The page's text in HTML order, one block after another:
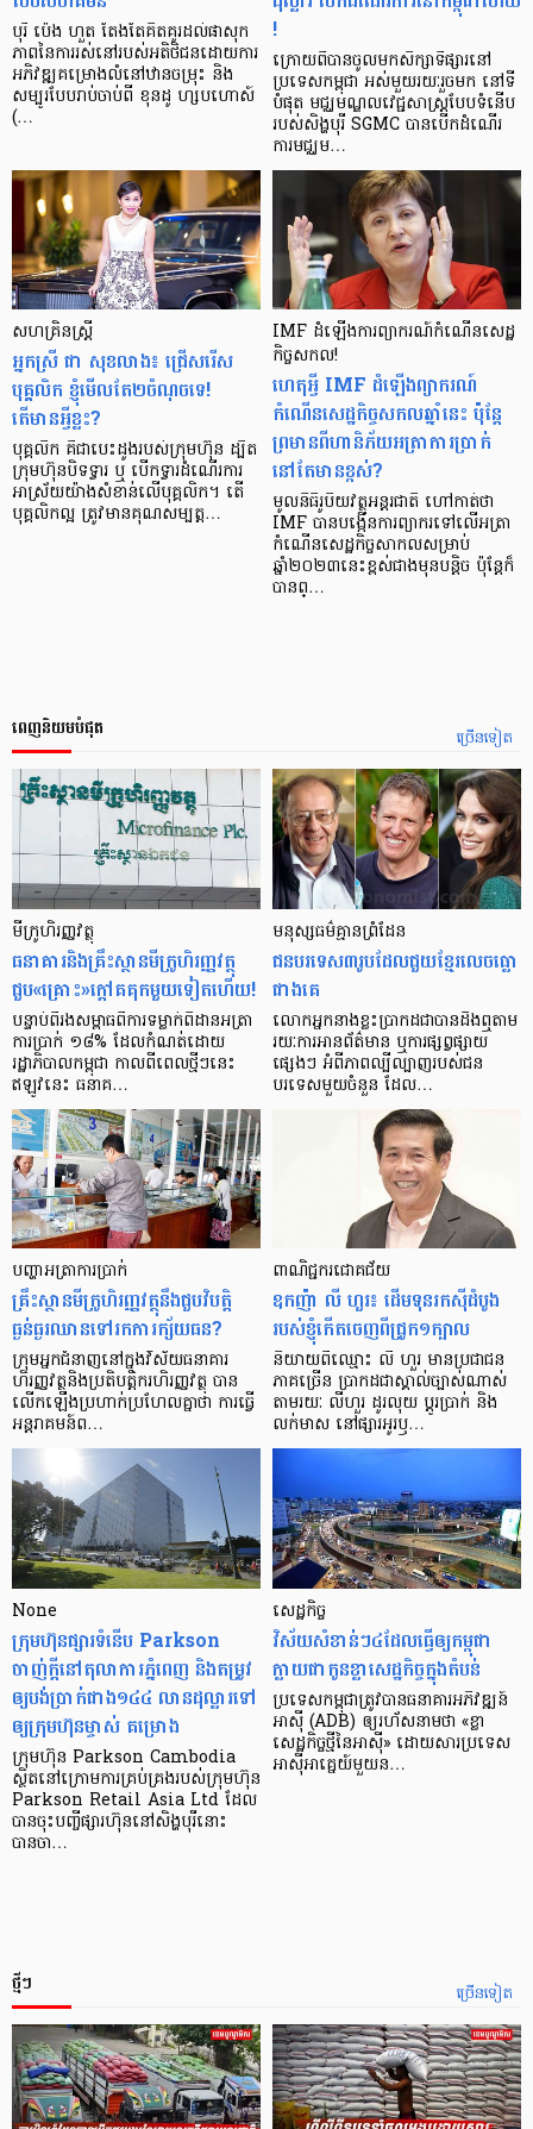
បុរី ប៉េង ហួត តែងតែគិតគូរដល់ផាសុក
ភាពនៃការរស់នៅរបស់អតិថិជនដោយការ
អភិវឌ្ឍគម្រោងលំនៅឋានចម្រុះ និង
សម្បូរបែបរាប់ចាប់ពី ខុនដូ ហ្សបហោស៍
(…
!
ក្រោយពីបានចូលមកសិក្សាទីផ្សារនៅ
ប្រទេសកម្ពុជា អស់មួយរយៈរួចមក នៅទី
បំផុត មជ្ឈមណ្ឌលវេជ្ជសាស្ត្របែបទំនើប
របស់សិង្ហបុរី SGMC បានបើកដំណើរ
ការមជ្ឈម…
សហគ្រិនស្ត្រី
អ្នកស្រី ជា សុខលាង៖ ជ្រើសរើស
បុគ្គលិក ខ្ញុំមើលតែ២ចំណុចទេ!
តើមានអ្វីខ្លះ?
បុគ្គលិក គឺជាបេះដូងរបស់ក្រុមហ៊ុន ដ្បិត
ក្រុមហ៊ុនបិទទ្វារ ឬ បើកទ្វារដំណើរការ
អាស្រ័យយ៉ាងសំខាន់លើបុគ្គលិក។ តើ
បុគ្គលិកល្អ ត្រូវមានគុណសម្បត្ត…
IMF ដំឡើងការព្យាករណ៍កំណើនសេដ្ឋ
កិច្ចសកល!
ហេតុអ្វី IMF ដំឡើងព្យាករណ៍
កំណើនសេដ្ឋកិច្ចសកលឆ្នាំនេះ ប៉ុន្តែ
ព្រមានពីហានិភ័យអត្រាការប្រាក់
នៅតែមានខ្ពស់?
មូលនិធិរូបិយវត្ថុអន្តរជាតិ ហៅកាត់ថា
IMF បានបង្កើនការព្យាករទៅលើអត្រា
កំណើនសេដ្ឋកិច្ចសាកលសម្រាប់
ឆ្នាំ២០២៣នេះខ្ពស់ជាងមុនបន្តិច ប៉ុន្តែក៏
បានព្…
ច្រើនទៀត
ពេញនិយមបំផុត
មីក្រូ​ហិរញ្ញវត្ថុ
ធនាគារ​និង​គ្រឹះស្ថាន​មីក្រូ​ហិរញ្ញវត្ថុ​
ជួប«គ្រោះ»ក្តៅ​គគុក​មួយ​ទៀត​ហើយ!
បន្ទាប់​ពី​រង​សម្ពាធ​​ពី​ការ​ទម្លាក់​ពិដាន​អត្រា​
ការ​ប្រាក់ ១៨​% ដែល​កំណត់​ដោយ​
រដ្ឋាភិបាល​កម្ពុជា កាល​ពី​ពេល​ថ្មីៗ​នេះ
ឥឡូវ​នេះ ធនាគ…
មនុស្ស​ធម៌​គ្មាន​ព្រំដែន
ជន​បរទេស​៣​រូប​ដែល​ជួយ​ខ្មែរ​លេច​ធ្លោ​
ជាង​គេ
លោកអ្នក​នាង​ខ្លះ​ប្រាកដ​ជា​បាន​​ដឹង​ឮ​តាម​
រយៈ​ការ​អាន​ព័ត៌មាន ឬ​ការ​ផ្សព្វផ្សាយ​
ផ្សេងៗ អំពី​ភាព​ល្បីល្បាញ​របស់​ជន​
បរទេស​មួយ​ចំនួន ដែល…
បញ្ហា​អត្រា​ការប្រាក់
គ្រឹះស្ថាន​មីក្រូ​ហិរញ្ញវត្ថុ​នឹង​ជួប​វិបត្តិ​
ធ្ងន់ធ្ងរ​ឈាន​ទៅ​រក​ការ​ក្ស័យធន?
ក្រុម​អ្នក​ជំនាញ​នៅ​ក្នុង​វិស័យ​ធនាគារ
ហិរញ្ញវត្ថុ​និង​ប្រតិបត្តិករ​ហិរញ្ញ​វត្ថុ បាន​​
លើក​ឡើង​ប្រហាក់​ប្រហែល​គ្នា​ថា ការ​ធ្វើ​
អន្តរាគមន៍​ព…
ពាណិជ្ជករជោគជ័យ
ឧកញ៉ា លី ហួរ៖ ដើមទុនរកស៊ីដំបូង
របស់ខ្ញុំកើតចេញពីជ្រូក១ក្បាល
និយាយ​ពី​ឈ្មោះ លី ហួរ មាន​ប្រជាជន​
ភាគ​ច្រើន ប្រាកដ​ជា​ស្គាល់​ច្បាស់​ណាស់
តាមរយៈ លីហួរ ដូរ​លុយ ប្តូរ​បា្រក់ និង​
លក់​មាស នៅ​ផ្សារ​អូរ​ឫ…
None
ក្រុមហ៊ុនផ្សារទំនើប Parkson
ចាញ់ក្ដីនៅតុលាការភ្នំពេញ និងតម្រូវ
ឲ្យបង់ប្រាក់ជាង១៤៤ លានដុល្លារទៅ
ឲ្យក្រុមហ៊ុនម្ចាស់ គម្រោង
ក្រុមហ៊ុន Parkson Cambodia
ស្ថិតនៅក្រោមការគ្រប់គ្រងរបស់ក្រុមហ៊ុន
Parkson Retail Asia Ltd ដែល
បានចុះបញ្ចីផ្សារហ៊ុននៅសិង្ហបុរីនោះ
បានចា…
សេដ្ឋកិច្ច​
វិស័យ​សំខាន់ៗ​៤​ដែល​ធ្វើ​ឲ្យ​កម្ពុជា​
ក្លាយ​ជា​កូន​ខ្លា​សេដ្ឋកិច្ច​ក្នុង​តំបន់
ប្រទេស​កម្ពុជា​ត្រូវ​បាន​ធនាគារ​អភិវឌ្ឍន៍​
អាស៊ី (ADB) ឲ្យ​រហ័ស​នាមថា «ខ្លា​
សេដ្ឋកិច្ច​ថ្មី​នៃ​អាស៊ី» ដោយសារ​ប្រទេស​
អាស៊ី​អាគ្នេយ៍​មួយ​ន…
ច្រើនទៀត
ថ្មីៗ